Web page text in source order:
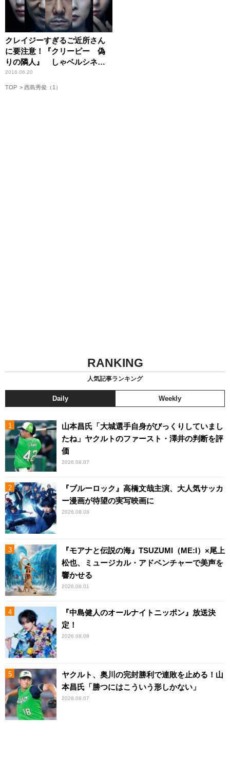
クレイジーすぎるご近所さん
に要注意！『クリーピー 偽
りの隣人』 しゃベルシネマ
【第25回】
2016.06.20
TOP 西島秀俊（1）
RANKING
人気記事ランキング
Daily Weekly
山本昌氏「大城選手自身がびっくりしていまし
たね」ヤクルトのファースト・澤井の判断を評
価
2026.08.07
『ブルーロック』高橋文哉主演、大人気サッカ
ー漫画が待望の実写映画に
2026.08.08
『モアナと伝説の海』TSUZUMI（ME:I）×尾上
松也、ミュージカル・アドベンチャーで美声を
響かせる
2026.08.01
『中島健人のオールナイトニッポン』放送決
定！
2026.08.08
ヤクルト、奥川の完封勝利で連敗を止める！山
本昌氏「勝つにはこういう形しかない」
2026.08.07